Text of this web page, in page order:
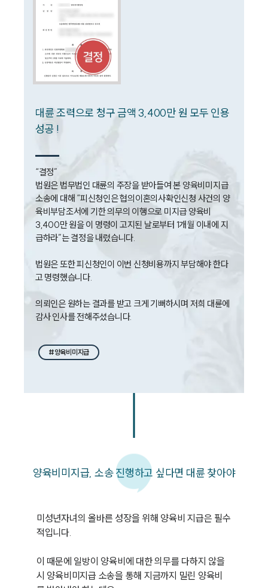
소식/자료
언론보도
법률서식
대륜법률상담예약
대륜법률상담예약
대륜 조력으로 청구 금액 3,400만 원 모두 인용
성공 !
“결정”
법원은 법무법인 대륜의 주장을 받아들여 본 양육비미지급
소송에 대해 “피신청인은 협의이혼의사확인신청 사건의 양
육비부담조서에 기한 의무의 이행으로 미지급 양육비
3,400만 원을 이 명령이 고지된 날로부터 1개월 이내에 지
급하라”는 결정을 내렸습니다.
법원은 또한 피신청인이 이번 신청비용까지 부담해야 한다
고 명령했습니다.
의뢰인은 원하는 결과를 받고 크게 기뻐하시며 저희 대륜에
감사 인사를 전해주셨습니다.
#양육비미지급
양육비미지급, 소송 진행하고 싶다면 대륜 찾아야
미성년자녀의 올바른 성장을 위해 양육비 지급은 필수
적입니다.
이 때문에 일방이 양육비에 대한 의무를 다하지 않을
시 양육비미지급 소송을 통해 지금까지 밀린 양육비